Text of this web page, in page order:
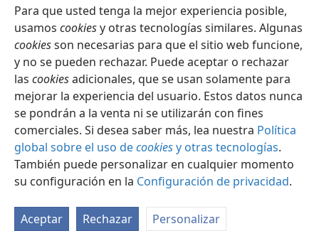
Para que usted tenga la mejor experiencia posible,
usamos cookiesy otras tecnologías similares. Algunas
cookiesson necesarias para que el sitio web funcione,
y no se pueden rechazar. Puede aceptar o rechazar
las cookiesadicionales, que se usan solamente para
mejorar la experiencia del usuario. Estos datos nunca
se pondrán a la venta ni se utilizarán con fines
comerciales. Si desea saber más, lea nuestra Política
global sobre el uso decookiesy otras tecnologías.
También puede personalizar en cualquier momento
su configuración en la Configuración de privacidad.
Aceptar Rechazar Personalizar
Español Compartir Configuración
Copyright © 2026 Watch Tower Bible and Tract Society of Pennsylvania
Condiciones de uso
Política de privacidad
Configuración de privacidad
JW.ORG Iniciar sesión